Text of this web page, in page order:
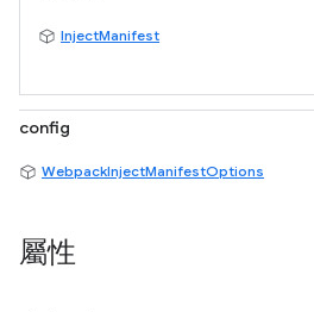
InjectManifest
config
WebpackInjectManifestOptions
屬性